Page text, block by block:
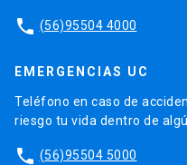
phone (56)95504 4000
EMERGENCIAS UC
Teléfono en caso de
riesgo tu vida dentro de
phone (56)95504 5000